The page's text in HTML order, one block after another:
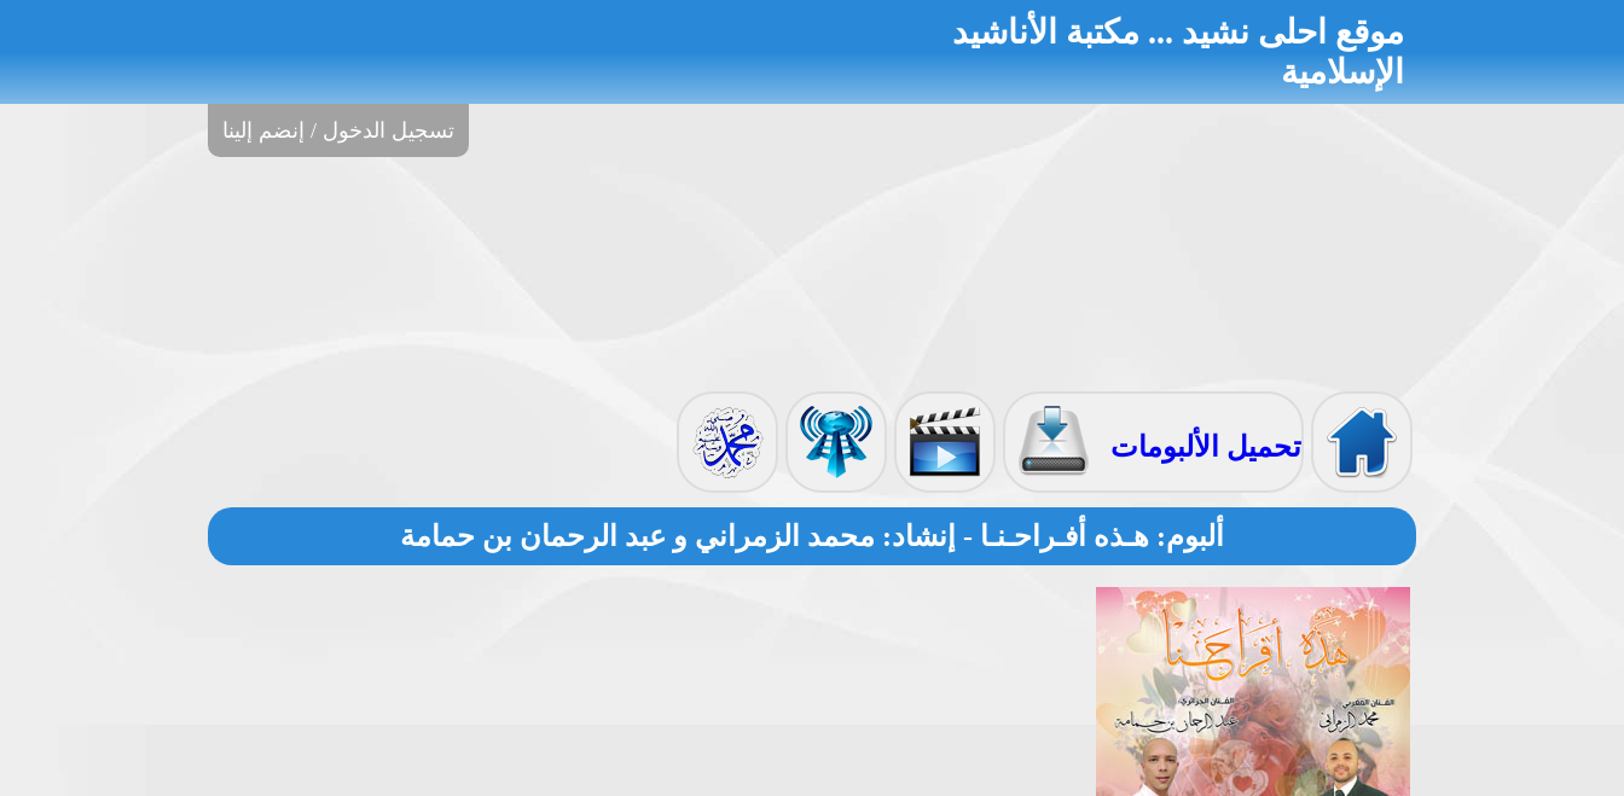
موقع احلى نشيد ... مكتبة الأناشيد
الإسلامية
تسجيل الدخول / إنضم إلينا
تحميل الألبوماتأناشيد مصورةإذاعة الأناشيدالأحاديث النووية
ألبوم: هـذه أفـراحـنـا - إنشاد: محمد الزمراني و عبد الرحمان بن حمامة